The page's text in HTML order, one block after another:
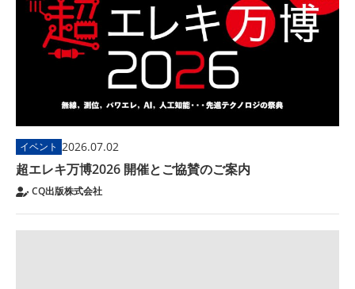
イベント 2026.07.02
超エレキ万博2026 開催とご協賛のご案内
CQ出版株式会社